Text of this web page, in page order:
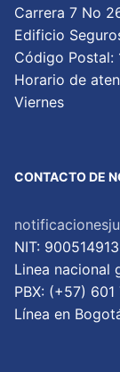
Carrera 7 No
Edificio
Código Postal:
Horario de
Viernes
CONTACTO DE
NIT:
Linea nacional
PBX: (+57)
Lí­nea en